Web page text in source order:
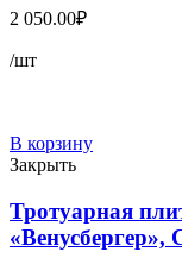
2 050.00₽
/шт
В корзину
Закрыть
Тротуарная